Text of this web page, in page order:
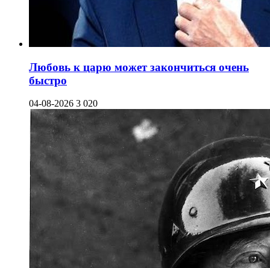
Любовь к царю может закончиться очень
быстро
04-08-2026 3 020